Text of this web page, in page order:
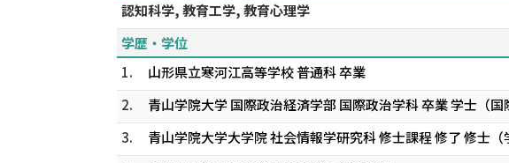
認知科学, 教育工学, 教育心理学
学歴・学位
1.
山形県立寒河江高等学校 普通科 卒業
2.
青山学院大学 国際政治経済学部 国際政治学科 卒業 学士（国
3.
青山学院大学大学院 社会情報学研究科 修士課程 修了 修士（